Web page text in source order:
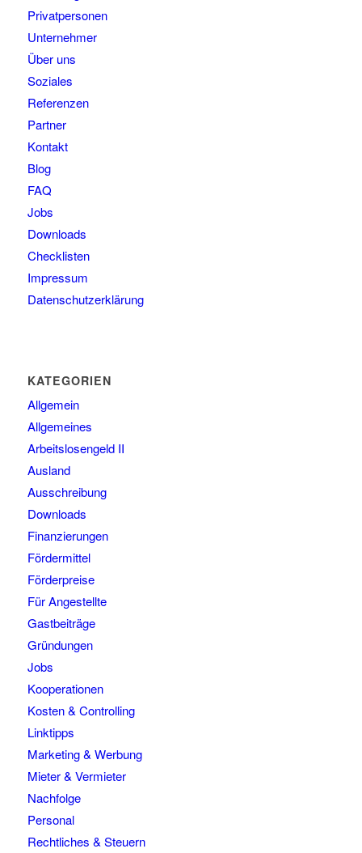
Privatpersonen
Unternehmer
Über uns
Soziales
Referenzen
Partner
Kontakt
Blog
FAQ
Jobs
Downloads
Checklisten
Impressum
Datenschutzerklärung
KATEGORIEN
Allgemein
Allgemeines
Arbeitslosengeld II
Ausland
Ausschreibung
Downloads
Finanzierungen
Fördermittel
Förderpreise
Für Angestellte
Gastbeiträge
Gründungen
Jobs
Kooperationen
Kosten & Controlling
Linktipps
Marketing & Werbung
Mieter & Vermieter
Nachfolge
Personal
Rechtliches & Steuern